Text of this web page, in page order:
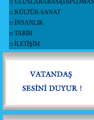
::
:: KÜLTÜR-SANAT
:: İNSANLIK
:: TARİH
:: İLETİŞİM